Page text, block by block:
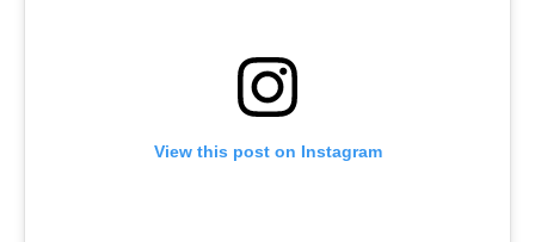
View this post on Instagram